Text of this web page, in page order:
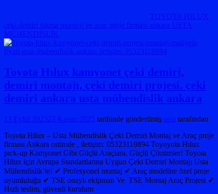
TOYOTA HILUX
çeki demiri takma montajı ve araç proje firması ankara USTA
MÜHENDİSLİK
Toyota Hılux kamyonet çeki demiri,
demiri montajı, çeki demiri projesi. çeki
demiri ankara usta mühendislik ankara
13 Eylül 202523 Kasım 2025 tarihinde gönderilmiş usta tarafından
Toyota Hilux – Usta Mühendislik Çeki Demiri Montaj ve Araç proje
firması Ankara ostimde , iletişim: 05323118894 Toyoyota Hılux
pıck-up Kamyonet Gibi Güçlü Araçlara, Güçlü Çözümler! Toyota
Hilux için Avrupa Standartlarına Uygun Çeki Demiri Montajı Usta
Mühendislik’te! ✔ Profesyonel montaj ✔ Araç modeline özel proje
uyumluluğu ✔ TSE onaylı ekipman Ve TSE Montaj Araç Projesi ✔
Hızlı teslim, güvenli kurulum